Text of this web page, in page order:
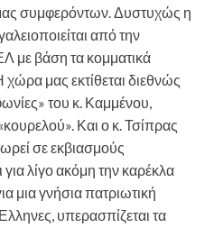
συμφερόντων. Δυστυχώς η
από την
με βάση τα κομματικά
μας εκτίθεται διεθνώς
του κ. Καμμένου,
Και ο κ. Τσίπρας
σε εκβιασμούς
λίγο ακόμη την καρέκλα
μια γνήσια πατριωτική
υπερασπίζεται τα